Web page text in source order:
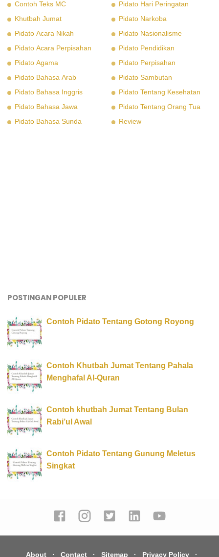
Contoh Teks MC
Khutbah Jumat
Pidato Acara Nikah
Pidato Acara Perpisahan
Pidato Agama
Pidato Bahasa Arab
Pidato Bahasa Inggris
Pidato Bahasa Jawa
Pidato Bahasa Sunda
Pidato Hari Peringatan
Pidato Narkoba
Pidato Nasionalisme
Pidato Pendidikan
Pidato Perpisahan
Pidato Sambutan
Pidato Tentang Kesehatan
Pidato Tentang Orang Tua
Review
POSTINGAN POPULER
Contoh Pidato Tentang Gotong Royong
Contoh Khutbah Jumat Tentang Pahala
Menghafal Al-Quran
Contoh khutbah Jumat Tentang Bulan
Rabi’ul Awal
Contoh Pidato Tentang Gunung Meletus
Singkat
About Contact Sitemap Privacy Policy